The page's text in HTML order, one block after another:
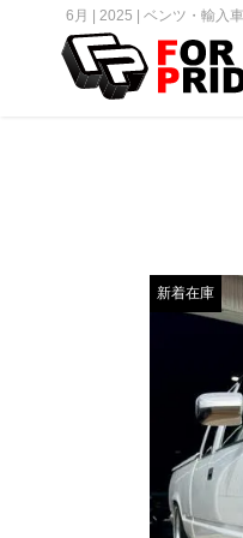
6月 | 2025 | ベンツ・輸入
新着在庫